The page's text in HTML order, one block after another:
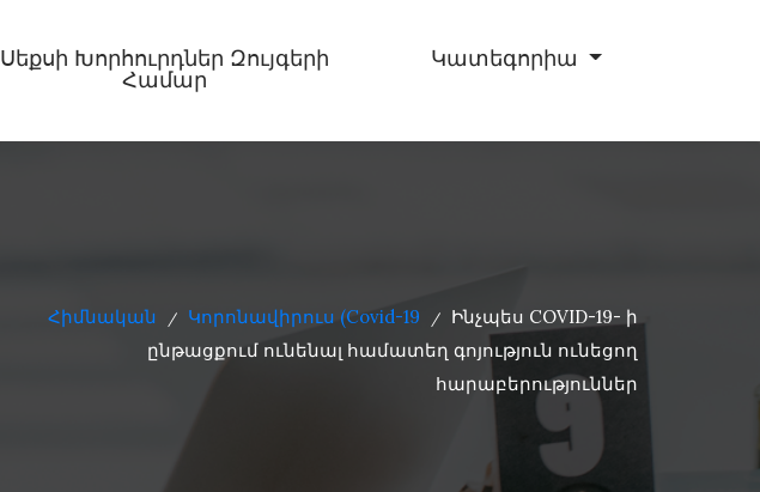
Սեքսի Խորհուրդներ Զույգերի
Համար
Կատեգորիա
Հիմնական / Կորոնավիրուս (Covid-19 /
Ինչպես COVID-19- ի
ընթացքում ունենալ համատեղ գոյություն ունեցող
հարաբերություններ